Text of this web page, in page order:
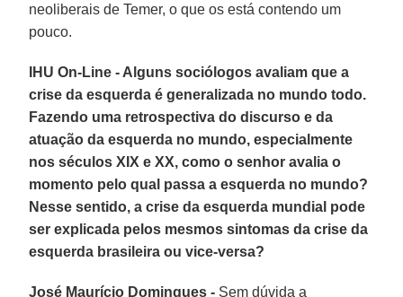
neoliberais de Temer, o que os está contendo um
pouco.
IHU On-Line - Alguns sociólogos avaliam que a
crise da esquerda é generalizada no mundo todo.
Fazendo uma retrospectiva do discurso e da
atuação da esquerda no mundo, especialmente
nos séculos XIX e XX, como o senhor avalia o
momento pelo qual passa a esquerda no mundo?
Nesse sentido, a crise da esquerda mundial pode
ser explicada pelos mesmos sintomas da crise da
esquerda brasileira ou vice-versa?
José Maurício Domingues - Sem dúvida a